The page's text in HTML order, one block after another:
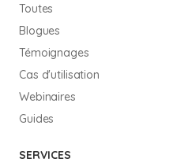
Toutes
Blogues
Témoignages
Cas d'utilisation
Webinaires
Guides
SERVICES